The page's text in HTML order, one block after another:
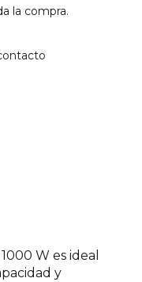
la compra.
W es ideal
y